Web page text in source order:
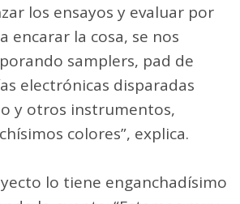
los ensayos y evaluar por
encarar la cosa, se nos
samplers, pad de
electrónicas disparadas
y otros instrumentos,
colores”, explica.
lo tiene enganchadísimo